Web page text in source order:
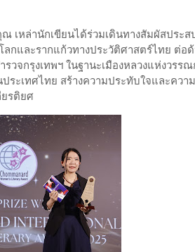
เหล่านักเขียนได้ร่วมเดินทางสัมผัสประ
ลกและรากแก้วทางประวัติศาสตร์ไทย ต่อ
วจกรุงเทพฯ ในฐานะเมืองหลวงแห่งวรรณ
ะเทศไทย สร้างความประทับใจและความ
รติยศ